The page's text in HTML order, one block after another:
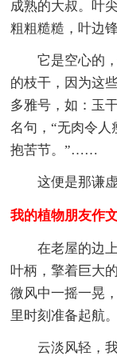
成熟的大叔。叶
粗粗糙糙，叶边
它是空心的
的枝干，因为这
多雅号，如：玉
名句，“无肉令人
抱苦节。”……
这便是那谦
我的植物朋友作
在老屋的边
叶柄，擎着巨大
微风中一摇一晃
里时刻准备起航。
云淡风轻，